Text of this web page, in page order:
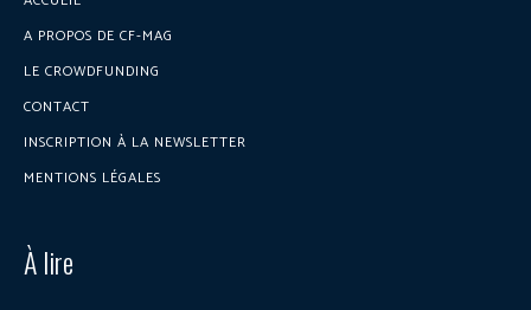
A PROPOS DE CF-MAG
LE CROWDFUNDING
CONTACT
INSCRIPTION À LA NEWSLETTER
MENTIONS LÉGALES
À lire